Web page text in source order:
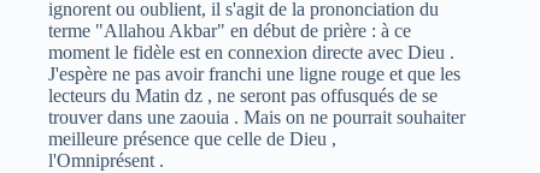
ignorent ou oublient, il s'agit de la prononciation du
terme "Allahou Akbar" en début de prière : à ce
moment le fidèle est en connexion directe avec Dieu .
J'espère ne pas avoir franchi une ligne rouge et que les
lecteurs du Matin dz , ne seront pas offusqués de se
trouver dans une zaouia . Mais on ne pourrait souhaiter
meilleure présence que celle de Dieu ,
l'Omniprésent .